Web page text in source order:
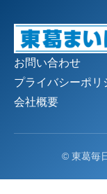
お問い合わせ
プライバシーポリ
会社概要
© 東葛毎